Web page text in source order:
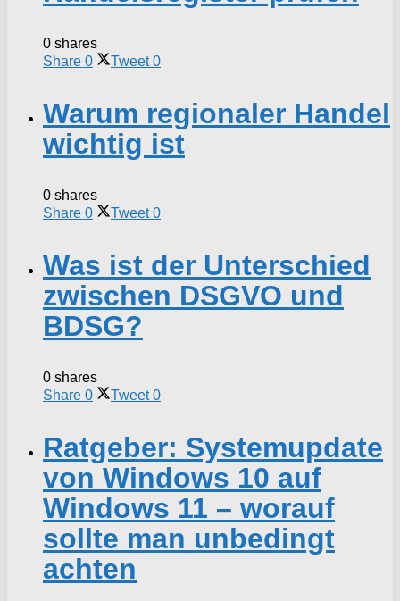
0 shares
Share 0 Tweet 0
Warum regionaler Handel
wichtig ist
0 shares
Share 0 Tweet 0
Was ist der Unterschied
zwischen DSGVO und
BDSG?
0 shares
Share 0 Tweet 0
Ratgeber: Systemupdate
von Windows 10 auf
Windows 11 – worauf
sollte man unbedingt
achten